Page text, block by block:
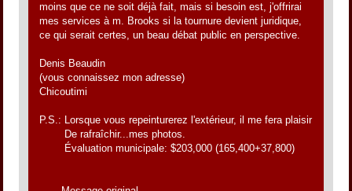
moins que ce ne soit déjà fait, mais si besoin est, j'offrirai
mes services à m. Brooks si la tournure devient juridique,
ce qui serait certes, un beau débat public en perspective.
Denis Beaudin
(vous connaissez mon adresse)
Chicoutimi
P.S.: Lorsque vous repeinturerez l'extérieur, il me fera plaisir
De rafraîchir...mes photos.
Évaluation municipale: $203,000 (165,400+37,800)